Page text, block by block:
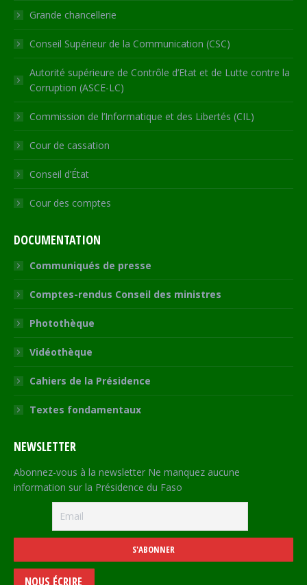
Grande chancellerie
Conseil Supérieur de la Communication (CSC)
Autorité supérieure de Contrôle d’Etat et de Lutte contre la
Corruption (ASCE-LC)
Commission de l’Informatique et des Libertés (CIL)
Cour de cassation
Conseil d’État
Cour des comptes
DOCUMENTATION
Communiqués de presse
Comptes-rendus Conseil des ministres
Photothèque
Vidéothèque
Cahiers de la Présidence
Textes fondamentaux
NEWSLETTER
Abonnez-vous à la newsletter Ne manquez aucune
information sur la Présidence du Faso
NOUS ÉCRIRE